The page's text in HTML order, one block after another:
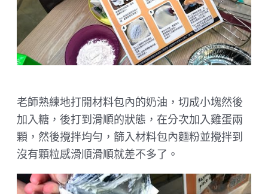
老師熟練地打開材料包內的奶油，切成小塊然後
加入糖，後打到滑順的狀態，在分次加入雞蛋兩
顆，然後攪拌均勻，篩入材料包內麵粉並攪拌到
沒有顆粒感滑順滑順就差不多了。